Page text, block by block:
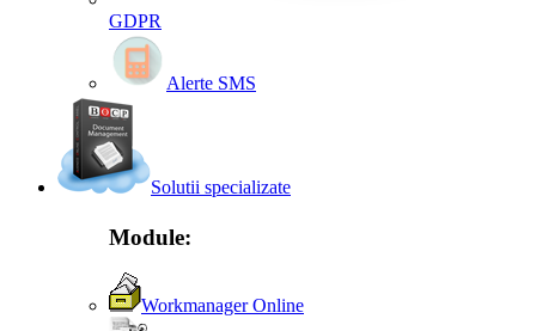
GDPR
Alerte SMS
Solutii specializate
Module:
Workmanager Online